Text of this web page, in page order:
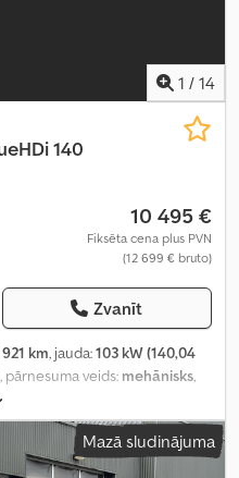
1 / 14
140
10 495 €
Fiksēta cena plus PVN
(12 699 € bruto)
Zvanīt
921 km, jauda:103 kW (140,04
, pārnesuma veids: mehānisks,
, iekraušanas telpas
telpas tilpums:10 m³, degvielas
g/km, krāsa:balts
, sēdvietu
Mazā sludinājuma